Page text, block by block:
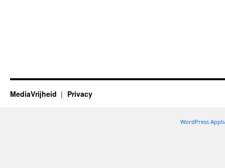
MediaVrijheid Privacy
WordPress